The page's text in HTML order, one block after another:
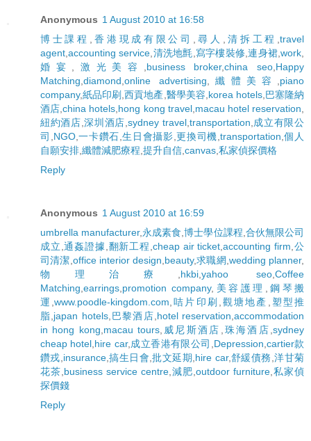
Anonymous 1 August 2010 at 16:58
博士課程
香港現成有限公司 尋人 清拆工程 ,travel
agent accounting service 清洗地氈 寫字樓裝修 連身裙 work
婚宴
激光美容 business broker,china seo Happy
Matching diamond online advertising 纖體美容
piano
company,紙品印刷 ,西貢地產 醫學美容 korea hotels, 巴塞隆納
酒店 ,china hotels hong kong travel, macau hotel reservation
紐約酒店 深圳酒店 ,sydney travel, transportation 成立有限公
司 NGO, 一卡鑽石 生日會攝影 更換司機 transportation 個人
自願安排 纖體減肥療程 提升自信 canvas 私家偵探價格
Reply
Anonymous 1 August 2010 at 16:59
umbrella manufacturer, 永成素食 ,博士學位課程 合伙無限公司
成立 通姦證據 翻新工程 cheap air ticket ,accounting firm 公
司清潔 office interior design beauty,求職網 wedding planner,
物理治療
hkbi ,yahoo seo ,Coffee
Matching earrings promotion company, 美容護理
鋼琴搬
運 ,www.poodle-kingdom.com 咭片印刷 觀塘地產
塑型推
脂 japan hotels, 巴黎酒店 hotel reservation accommodation
in hong kong macau tours, 威尼斯酒店 珠海酒店 ,sydney
cheap hotel hire car, 成立香港有限公司 Depression cartier款
鑽戎 insurance, 搞生日會 ,批文延期 hire car,舒緩債務 洋甘菊
花茶 business service centre 減肥 outdoor furniture 私家偵
探價錢
Reply